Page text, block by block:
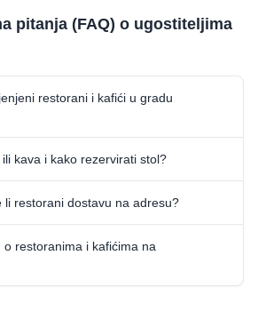
pitanja (FAQ) o ugostiteljima
restorani i kafići u gradu
kava i kako rezervirati stol?
li restorani dostavu na adresu?
restoranima i kafićima na